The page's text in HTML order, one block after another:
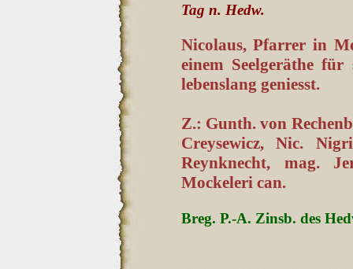
Tag n. Hedw.
Nicolaus, Pfarrer in
einem Seelgeräthe
lebenslang geniesst.
Z.: Gunth. von
Creysewicz, Nic.
Reynknecht, mag.
Mockeleri can.
Breg. P.-A. Zinsb. des